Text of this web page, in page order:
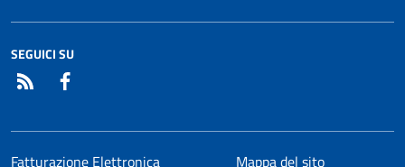
SEGUICI SU
RSS
Fatturazione Elettronica Mappa del sito